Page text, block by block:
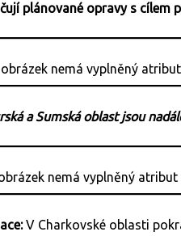
plánované opravy s
a Sumská oblast jsou
V Charkovské oblasti